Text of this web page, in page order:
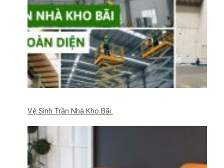
Vệ Sinh Trần Nhà Kho Bãi